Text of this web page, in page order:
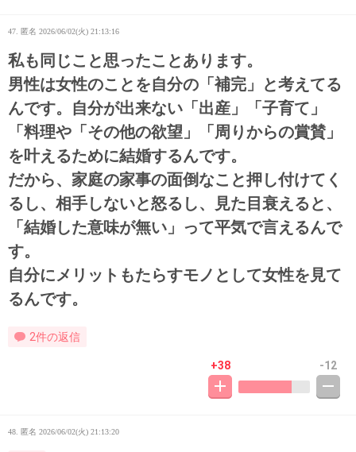
47. 匿名 2026/06/02(火) 21:13:16
私も同じこと思ったことあります。
男性は女性のことを自分の「補完」と考えてる
んです。自分が出来ない「出産」「子育て」
「料理や「その他の欲望」「周りからの賞賛」
を叶えるために結婚するんです。
だから、家庭の家事の面倒なこと押し付けてく
るし、相手しないと怒るし、見た目衰えると、
「結婚した意味が無い」って平気で言えるんで
す。
自分にメリットもたらすモノとして女性を見て
るんです。
2件の返信
+38 -12
48. 匿名 2026/06/02(火) 21:13:20